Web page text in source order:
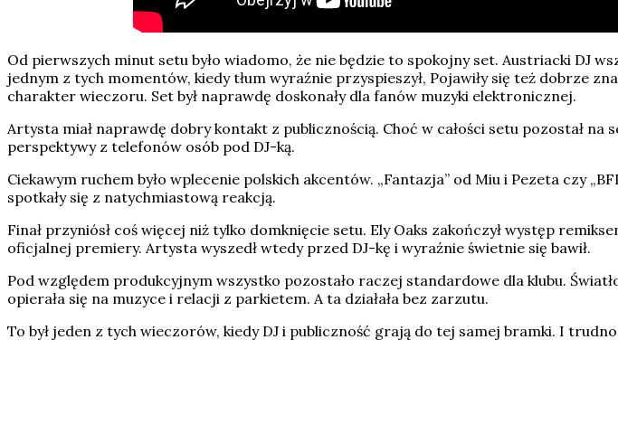
Od pierwszych minut setu było wiadomo, że nie będzie to spokojny set. Austriacki DJ
jednym z tych momentów, kiedy tłum wyraźnie przyspieszył, Pojawiły się też dobrze
charakter wieczoru. Set był naprawdę doskonały dla fanów muzyki elektronicznej.
Artysta miał naprawdę dobry kontakt z publicznością. Choć w całości setu pozostał
perspektywy z telefonów osób pod DJ-ką.
Ciekawym ruchem było wplecenie polskich akcentów. „Fantazja” od Miu i Pezeta czy
spotkały się z natychmiastową reakcją.
Finał przyniósł coś więcej niż tylko domknięcie setu. Ely Oaks zakończył występ
oficjalnej premiery. Artysta wyszedł wtedy przed DJ-kę i wyraźnie świetnie się bawił.
Pod względem produkcyjnym wszystko pozostało raczej standardowe dla klubu.
opierała się na muzyce i relacji z parkietem. A ta działała bez zarzutu.
To był jeden z tych wieczorów, kiedy DJ i publiczność grają do tej samej bramki. I trudno